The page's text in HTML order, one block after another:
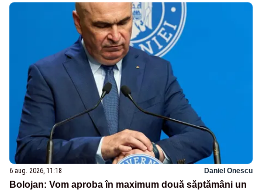
6 aug. 2026, 11:18 Daniel Onescu
Bolojan: Vom aproba în maximum două săptămâni un